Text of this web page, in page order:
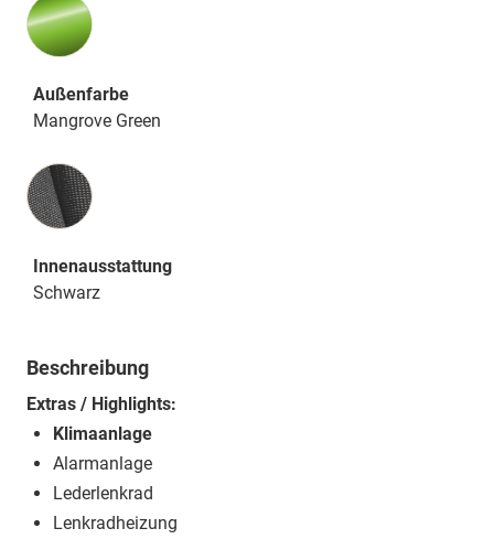
Außenfarbe
Mangrove Green
Innenausstattung
Innenausstattung
Schwarz
Beschreibung
Extras / Highlights:
Klimaanlage
Alarmanlage
Lederlenkrad
Lenkradheizung